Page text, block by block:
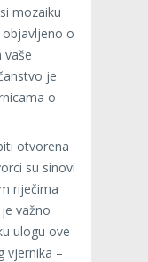
mozaiku
o
vaše
je
o
otvorena
su sinovi
riječima
važno
ulogu ove
vjernika –